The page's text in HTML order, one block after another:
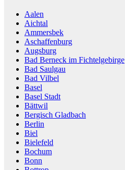
Aalen
Aichtal
Ammersbek
Aschaffenburg
Augsburg
Bad Berneck im Fichtelgebirge
Bad Saulgau
Bad Vilbel
Basel
Basel Stadt
Bättwil
Bergisch Gladbach
Berlin
Biel
Bielefeld
Bochum
Bonn